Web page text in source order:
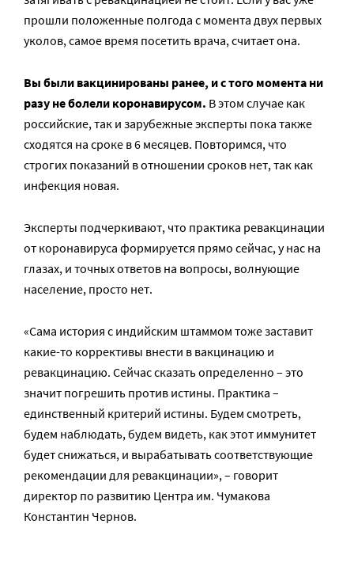
прошли положенные полгода с момента двух первых
уколов, самое время посетить врача, считает она.
Вы были вакцинированы ранее, и с того момента ни
разу не болели коронавирусом. В этом случае как
российские, так и зарубежные эксперты пока также
сходятся на сроке в 6 месяцев. Повторимся, что
строгих показаний в отношении сроков нет, так как
инфекция новая.
Эксперты подчеркивают, что практика ревакцинации
от коронавируса формируется прямо сейчас, у нас на
глазах, и точных ответов на вопросы, волнующие
население, просто нет.
«Сама история с индийским штаммом тоже заставит
какие-то коррективы внести в вакцинацию и
ревакцинацию. Сейчас сказать определенно – это
значит погрешить против истины. Практика –
единственный критерий истины. Будем смотреть,
будем наблюдать, будем видеть, как этот иммунитет
будет снижаться, и вырабатывать соответствующие
рекомендации для ревакцинации», – говорит
директор по развитию Центра им. Чумакова
Константин Чернов.